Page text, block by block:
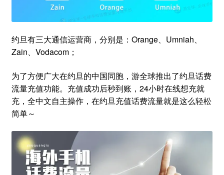
约旦有三大通信运营商，分别是：Orange、Umniah、
Zain、Vodacom；
为了方便广大在约旦的中国同胞，游全球推出了约旦话费
流量充值功能。充值成功后秒到账，24小时在线想充就
充，全中文自主操作，在约旦充值话费流量就是这么轻松
简单～